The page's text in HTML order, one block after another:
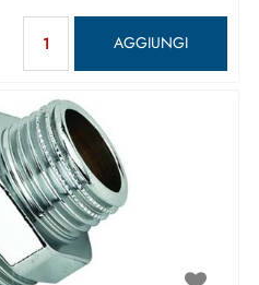
AGGIUNGI